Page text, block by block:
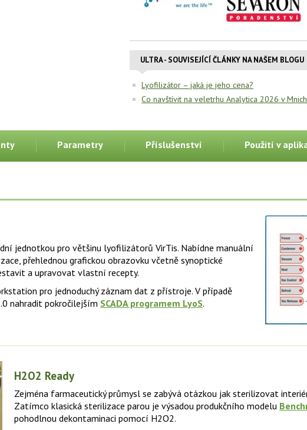
ULTRA - SOUVISEJÍCÍ ČLÁNKY NA NAŠEM BLOGU
Lyofilizátor – jaká je jeho cena?
Co navštívit na veletrhu Analytica 2026 v
Parametry Příslušenství Použití v
jednotkou pro většinu lyofilizátorů VirTis. Nabídne manuální
přehlednou grafickou obrazovku včetně synoptické
a upravovat vlastní recepty.
pro jednoduchý záznam dat z přístroje. V případě
nahradit pokročilejším SCADA programem LyoS.
H2O2 Ready
Zejména farmaceutický průmysl se zabývá otázkou jak sterilizovat
Zatímco klasická sterilizace parou je výsadou produkčního modelu
pohodlnou dekontaminaci pomocí H2O2.